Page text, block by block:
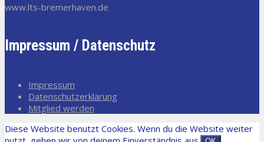
www.lts-bremerhaven.de
Impressum / Datenschutz
Impressum
Datenschutzerklärung
Mitglied werden
Diese Website benutzt Cookies. Wenn du die Website weiter